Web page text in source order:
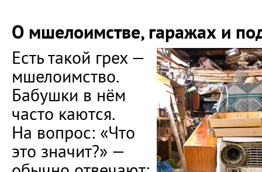
О мшелоимстве, гаражах и
Есть такой грех —
мшелоимство.
Бабушки в нём
часто каются.
На вопрос: «Что
это значит?» —